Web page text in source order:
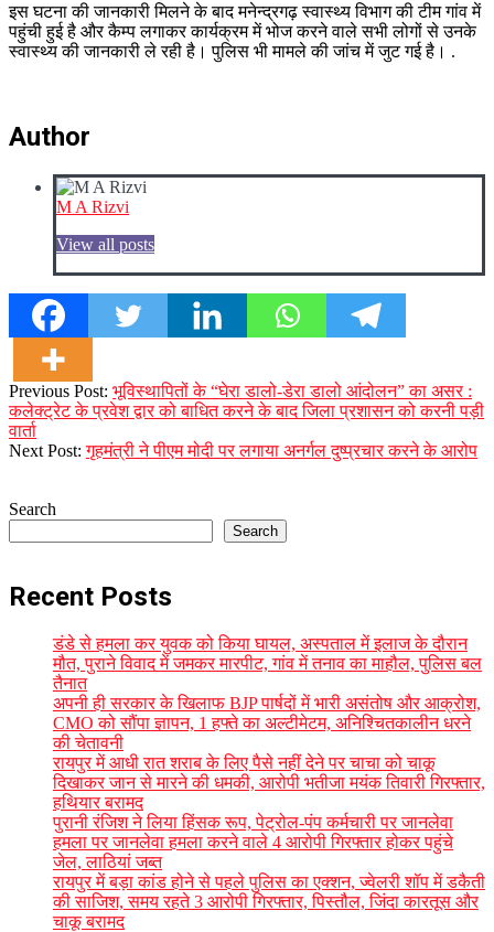
इस घटना की जानकारी मिलने के बाद मनेन्द्रगढ़ स्वास्थ्य विभाग की टीम गांव में
पहुंची हुई है और कैम्प लगाकर कार्यक्रम में भोज करने वाले सभी लोगों से उनके
स्वास्थ्य की जानकारी ले रही है। पुलिस भी मामले की जांच में जुट गई है। .
Author
M A Rizvi
View all posts
2023-
10-
04
Previous Post: भूविस्थापितों के “घेरा डालो-डेरा डालो आंदोलन” का असर :
कलेक्ट्रेट के प्रवेश द्वार को बाधित करने के बाद जिला प्रशासन को करनी पड़ी
वार्ता
Next Post:गृहमंत्री ने पीएम मोदी पर लगाया अनर्गल दुष्प्रचार करने के आरोप
Search
Search
Recent Posts
डंडे से हमला कर युवक को किया घायल, अस्पताल में इलाज के दौरान
मौत, पुराने विवाद में जमकर मारपीट, गांव में तनाव का माहौल, पुलिस बल
तैनात
अपनी ही सरकार के खिलाफ BJP पार्षदों में भारी असंतोष और आक्रोश,
CMO को सौंपा ज्ञापन, 1 हफ्ते का अल्टीमेटम, अनिश्चितकालीन धरने
की चेतावनी
रायपुर में आधी रात शराब के लिए पैसे नहीं देने पर चाचा को चाकू
दिखाकर जान से मारने की धमकी, आरोपी भतीजा मयंक तिवारी गिरफ्तार,
हथियार बरामद
पुरानी रंजिश ने लिया हिंसक रूप, पेट्रोल-पंप कर्मचारी पर जानलेवा
हमला पर जानलेवा हमला करने वाले 4 आरोपी गिरफ्तार होकर पहुंचे
जेल, लाठियां जब्त
रायपुर में बड़ा कांड होने से पहले पुलिस का एक्शन, ज्वेलरी शॉप में डकैती
की साजिश, समय रहते 3 आरोपी गिरफ्तार, पिस्तौल, जिंदा कारतूस और
चाकू बरामद